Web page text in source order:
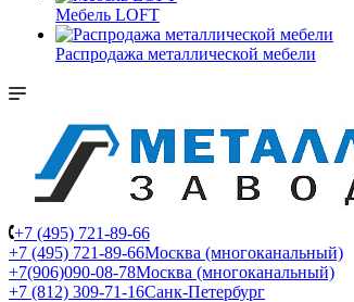
Мебель LOFT
Распродажа металлической мебели
+7 (495) 721-89-66
+7 (495) 721-89-66Москва (многоканальный)
+7(906)090-08-78Москва (многоканальный)
+7 (812) 309-71-16Санк-Петербург